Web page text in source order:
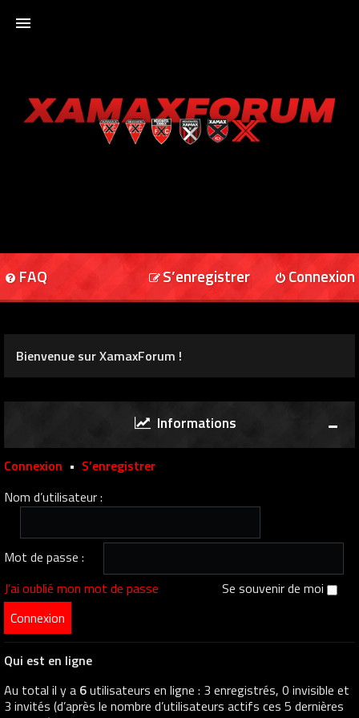
XAMAXFORUM
FAQ Connexion
S’enregistrer
Bienvenue sur XamaxForum !
Informations
Connexion • S’enregistrer
Nom d’utilisateur :
Mot de passe :
J’ai oublié mon mot de passe
Se souvenir de moi
Qui est en ligne
Au total il y a 6utilisateurs en ligne : 3 enregistrés, 0 invisible et
3 invités (d’après le nombre d’utilisateurs actifs ces 5 dernières